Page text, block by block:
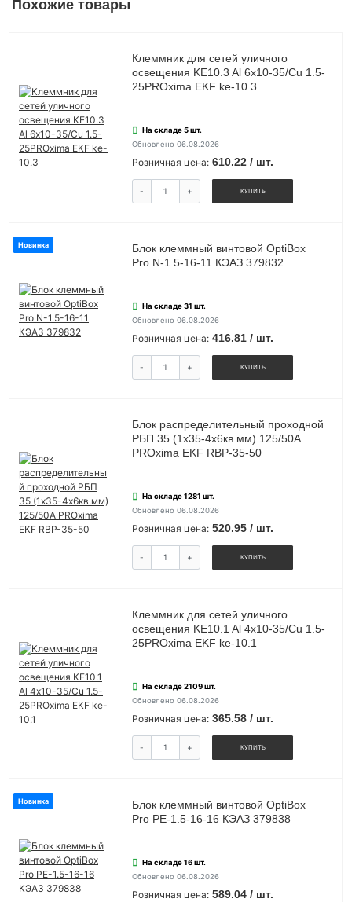
Похожие товары
Клеммник для сетей уличного
освещения KE10.3 Al 6х10-35/Cu 1.5-
25PROxima EKF ke-10.3
На складе 5 шт.
Обновлено 06.08.2026
Розничная цена: 610.22 / шт.
- + КУПИТЬ
Новинка
Блок клеммный винтовой OptiBox
Pro N-1.5-16-11 КЭАЗ 379832
На складе 31 шт.
Обновлено 06.08.2026
Розничная цена: 416.81 / шт.
- + КУПИТЬ
Блок распределительный проходной
РБП 35 (1х35-4х6кв.мм) 125/50А
PROxima EKF RBP-35-50
На складе 1281 шт.
Обновлено 06.08.2026
Розничная цена: 520.95 / шт.
- + КУПИТЬ
Клеммник для сетей уличного
освещения KE10.1 Al 4х10-35/Cu 1.5-
25PROxima EKF ke-10.1
На складе 2109 шт.
Обновлено 06.08.2026
Розничная цена: 365.58 / шт.
- + КУПИТЬ
Новинка
Блок клеммный винтовой OptiBox
Pro PE-1.5-16-16 КЭАЗ 379838
На складе 16 шт.
Обновлено 06.08.2026
Розничная цена: 589.04 / шт.